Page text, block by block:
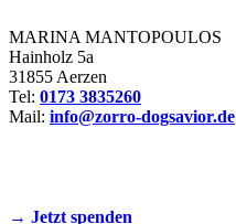
MARINA MANTOPOULOS
Hainholz 5a
31855 Aerzen
Tel: 0173 3835260
Mail: info@zorro-dogsavior.de
→ Jetzt spenden